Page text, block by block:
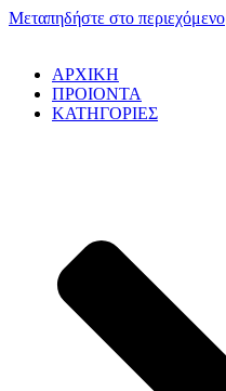
Μεταπηδήστε στο περιεχόμενο
ΑΡΧΙΚΗ
ΠΡΟΙΟΝΤΑ
ΚΑΤΗΓΟΡΙΕΣ